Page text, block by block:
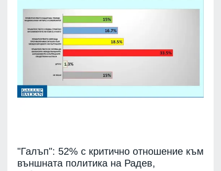
"Галъп": 52% с критично отношение към
външната политика на Радев,